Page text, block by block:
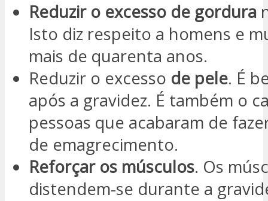
Reduzir o excesso de gordura
Isto diz respeito a homens e
mais de quarenta anos.
Reduzir o excesso de pele. É
após a gravidez. É também o
pessoas que acabaram de
de emagrecimento.
Reforçar os músculos. Os
distendem-se durante a